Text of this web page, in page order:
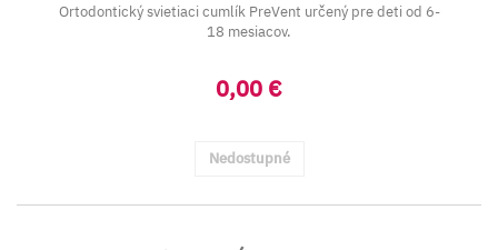
Ortodontický svietiaci cumlík PreVent určený pre deti od 6-
18 mesiacov.
0,00 €
Nedostupné